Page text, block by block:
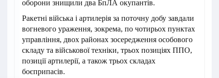
оборони знищили два БпЛА окупантів.
Ракетні війська і артилерія за поточну добу завдали
вогневого ураження, зокрема, по чотирьох пунктах
управління, двох районах зосередження особового
складу та військової техніки, трьох позиціях ППО,
позиції артилерії, а також трьох складах
боєприпасів.